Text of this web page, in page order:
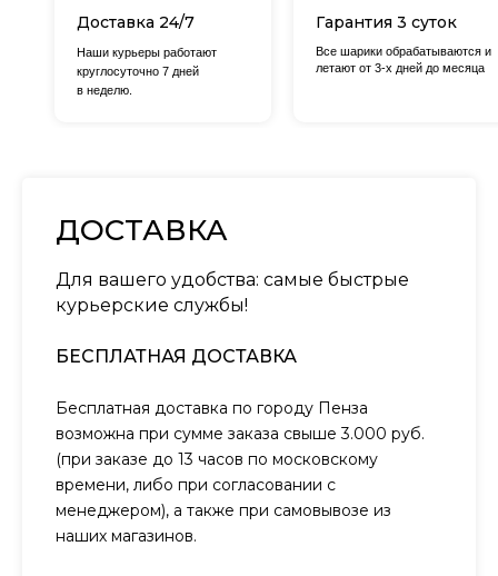
Доставка 24/7
Все шарики обрабатываются и
летают от 3-х дней до месяца
Наши курьеры работают
круглосуточно 7 дней
в неделю.
Гарантия 3 суток
ДОСТАВКА
Для вашего удобства: самые быстрые
курьерские службы!
БЕСПЛАТНАЯ ДОСТАВКА
Бесплатная доставка по городу Пенза
возможна при сумме заказа свыше 3.000 руб.
(при заказе до 13 часов по московскому
времени, либо при согласовании с
менеджером), а также при самовывозе из
наших магазинов.